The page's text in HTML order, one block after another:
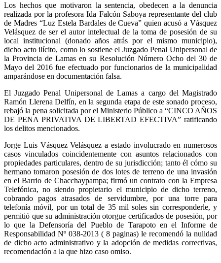
Los hechos que motivaron la sentencia, obedecen a la denuncia
realizada por la profesora Ida Falcón Saboya representante del club
de Madres “Luz Estela Bardales de Cueva” quien acusó a Vásquez
Velásquez de ser el autor intelectual de la toma de posesión de su
local institucional (donado años atrás por el mismo municipio),
dicho acto ilícito, como lo sostiene el Juzgado Penal Unipersonal de
la Provincia de Lamas en su Resolución Número Ocho del 30 de
Mayo del 2016 fue efectuado por funcionarios de la municipalidad
amparándose en documentación falsa.
El Juzgado Penal Unipersonal de Lamas a cargo del Magistrado
Ramón Llerena Delfín, en la segunda etapa de este sonado proceso,
rebajó la pena solicitada por el Ministerio Público a “CINCO AÑOS
DE PENA PRIVATIVA DE LIBERTAD EFECTIVA” ratificando
los delitos mencionados.
Jorge Luis Vásquez Velásquez a estado involucrado en numerosos
casos vinculados coincidentemente con asuntos relacionados con
propiedades particulares, dentro de su jurisdicción; tanto él cómo su
hermano tomaron posesión de dos lotes de terreno de una invasión
en el Barrio de Chacchaypampa; firmó un contrato con la Empresa
Telefónica, no siendo propietario el municipio de dicho terreno,
cobrando pagos atrasados de servidumbre, por una torre para
telefonía móvil, por un total de 35 mil soles sin corresponderle, y
permitió que su administración otorgue certificados de posesión, por
lo que la Defensoría del Pueblo de Tarapoto en el Informe de
Responsabilidad Nº 038-2013 ( 8 paginas) le recomendó la nulidad
de dicho acto administrativo y la adopción de medidas correctivas,
recomendación a la que hizo caso omiso.